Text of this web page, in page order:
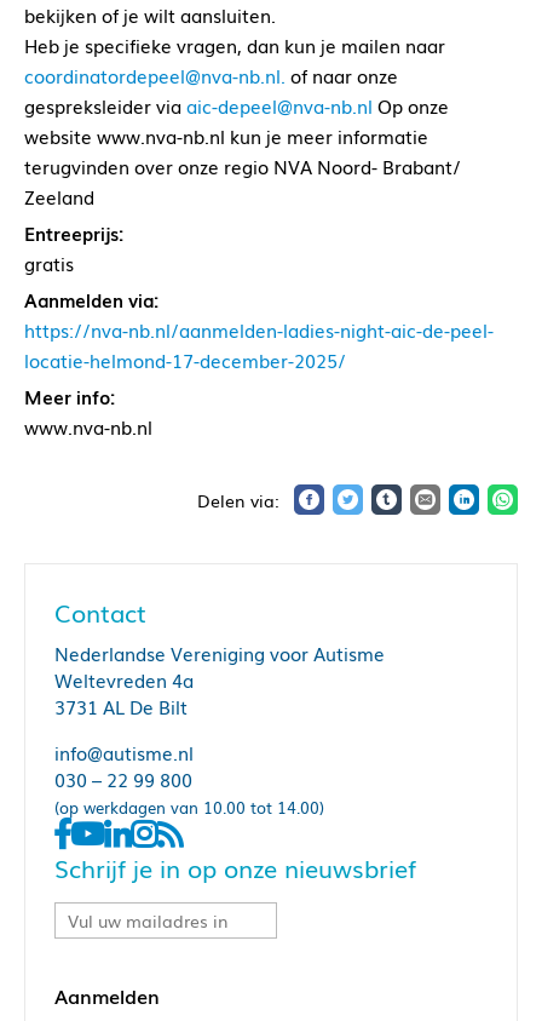
bekijken of je wilt aansluiten.
Heb je specifieke vragen, dan kun je mailen naar
coordinatordepeel@nva-nb.nl. of naar onze
gespreksleider viaaic-depeel@nva-nb.nl Op onze
website www.nva-nb.nl kun je meer informatie
terugvinden over onze regio NVA Noord- Brabant/
Zeeland
Entreeprijs:
gratis
Aanmelden via:
https://nva-nb.nl/aanmelden-ladies-night-aic-de-peel-
locatie-helmond-17-december-2025/
Meer info:
www.nva-nb.nl
Contact
Nederlandse Vereniging voor Autisme
Weltevreden 4a
3731 AL De Bilt
info@autisme.nl
030 – 22 99 800
(op werkdagen van 10.00 tot 14.00)
Schrijf je in op onze nieuwsbrief